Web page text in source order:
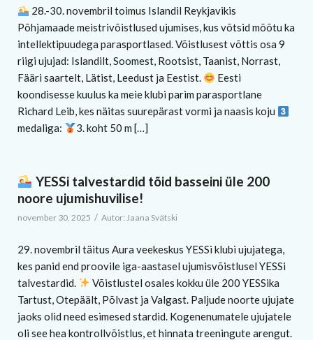
28.-30. novembril toimus Islandil Reykjavikis
Põhjamaade meistrivõistlused ujumises, kus võtsid mõõtu ka
intellektipuudega parasportlased. Võistlusest võttis osa 9
riigi ujujad: Islandilt, Soomest, Rootsist, Taanist, Norrast,
Fääri saartelt, Lätist, Leedust ja Eestist.
Eesti
koondisesse kuulus ka meie klubi parim parasportlane
Richard Leib, kes näitas suurepärast vormi ja naasis koju
medaliga:
3. koht 50 m […]
YESSi talvestardid tõid basseini üle 200
noore ujumishuvilise!
november 30, 2025 / Autor: Jaana Svätski
29. novembril täitus Aura veekeskus YESSi klubi ujujatega,
kes panid end proovile iga-aastasel ujumisvõistlusel YESSi
talvestardid.
Võistlustel osales kokku üle 200 YESSika
Tartust, Otepäält, Põlvast ja Valgast. Paljude noorte ujujate
jaoks olid need esimesed stardid. Kogenenumatele ujujatele
oli see hea kontrollvõistlus, et hinnata treeningute arengut.